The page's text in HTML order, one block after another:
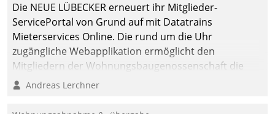
Die NEUE LÜBECKER erneuert ihr Mitglieder-
ServicePortal von Grund auf mit Datatrains
Mieterservices Online. Die rund um die Uhr
zugängliche Webapplikation ermöglicht den
Mitgliedern der Wohnungs­bau­genossenschaft die
Kontaktaufnahme per Smartphone, Tablet oder PC.
Andreas Lerchner